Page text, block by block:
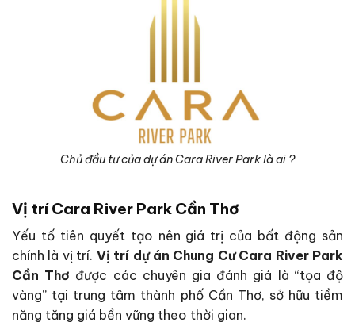
Chủ đầu tư của dự án Cara River Park là ai ?
Vị trí Cara River Park Cần Thơ
Yếu tố tiên quyết tạo nên giá trị của bất động sản
chính là vị trí. Vị trí dự án Chung Cư Cara River Park
Cần Thơ được các chuyên gia đánh giá là “tọa độ
vàng” tại trung tâm thành phố Cần Thơ, sở hữu tiềm
năng tăng giá bền vững theo thời gian.